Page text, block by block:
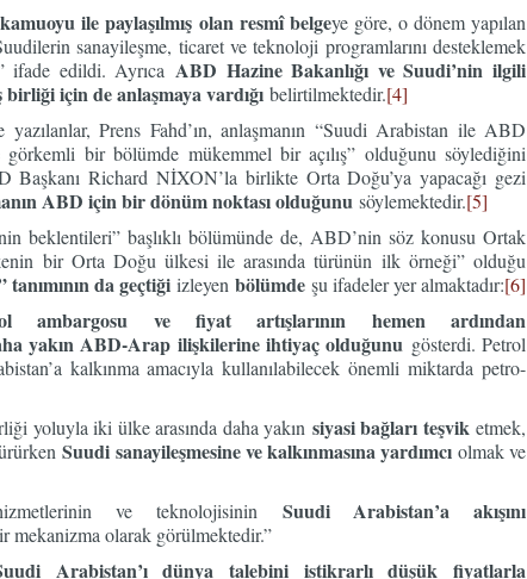
ile paylaşılmış olan resmî belgeye göre, o dönem yapılan
sanayileşme, ticaret ve teknoloji programlarını desteklemek
ifade edildi. Ayrıca ABD Hazine Bakanlığı ve Suudi’nin ilgili
birliği için de anlaşmaya vardığı belirtilmektedir.[4]
Prens Fahd’ın, anlaşmanın “Suudi Arabistan ile ABD
bir bölümde mükemmel bir açılış” olduğunu söylediğini
Başkanı Richard NİXON’la birlikte Orta Doğu’ya yapacağı gezi
ABD için bir dönüm noktası olduğunu söylemektedir.[5]
beklentileri” başlıklı bölümünde de, ABD’nin söz konusu Ortak
bir Orta Doğu ülkesi ile arasında türünün ilk örneği” olduğu
da geçtiği izleyen bölümde şu ifadeler yer almaktadır:[6]
ambargosu ve fiyat artışlarının hemen ardından
yakın ABD-Arap ilişkilerine ihtiyaç olduğunu gösterdi. Petrol
kalkınma amacıyla kullanılabilecek önemli miktarda petro-
yoluyla iki ülke arasında daha yakın siyasi bağları teşvik etmek,
Suudi sanayileşmesine ve kalkınmasına yardımcı olmak ve
ve teknolojisinin Suudi Arabistan’a akışını
mekanizma olarak görülmektedir.”
Arabistan’ı dünya talebini istikrarlı düşük fiyatlarla